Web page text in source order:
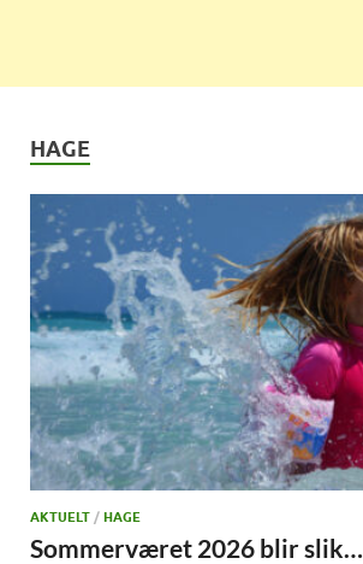
HAGE
AKTUELT / HAGE
Sommerværet 2026 blir slik…